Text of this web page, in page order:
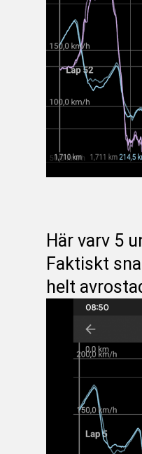
Här varv 5
Faktiskt
helt